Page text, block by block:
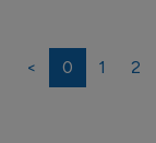
< 0 1 2